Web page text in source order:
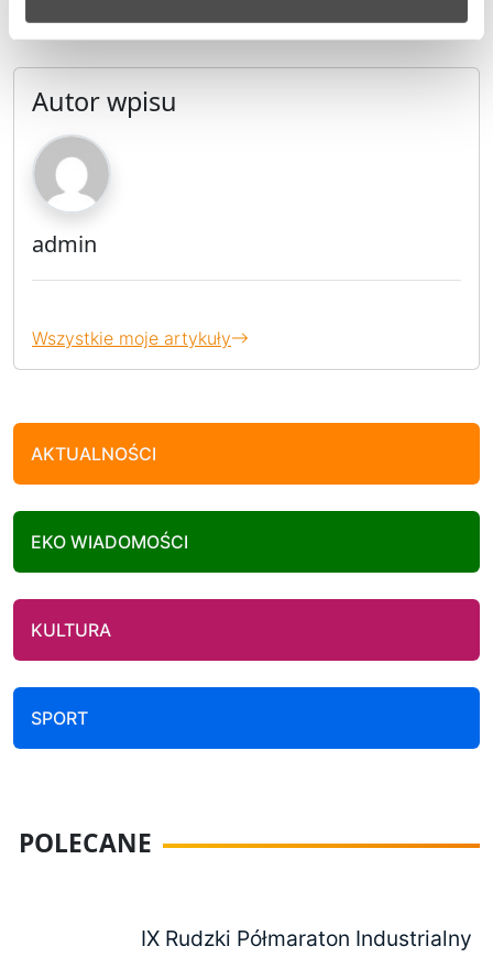
Autor wpisu
admin
Wszystkie moje artykuły
AKTUALNOŚCI
EKO WIADOMOŚCI
KULTURA
SPORT
POLECANE
IX Rudzki Półmaraton Industrialny